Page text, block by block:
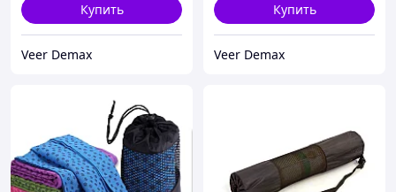
Купить
Veer Demax
Купить
Veer Demax